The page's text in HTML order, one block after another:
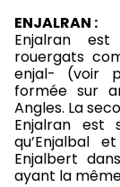
ENJALRAN :
Enjalran
rouergats
enjal- (voir
formée sur
Angles. La
Enjalran est
qu’Enjalbal
Enjalbert
ayant la